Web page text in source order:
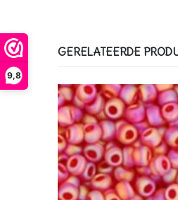
9,8
GERELATEERDE